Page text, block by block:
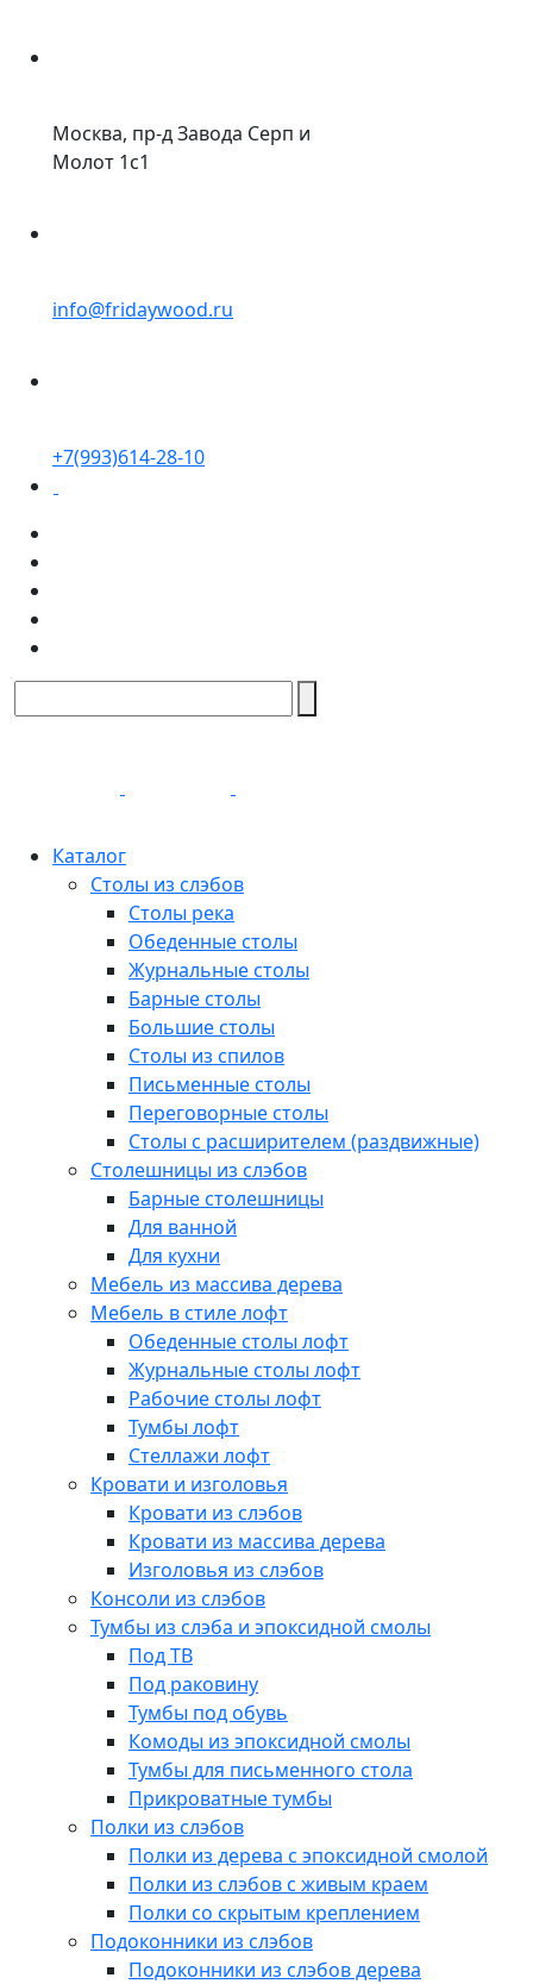
Москва, пр-д Завода Серп и
Молот 1с1
info@fridaywood.ru
+7(993)614-28-10
Каталог
Столы из слэбов
Столы река
Обеденные столы
Журнальные столы
Барные столы
Большие столы
Столы из спилов
Письменные столы
Переговорные столы
Столы с расширителем (раздвижные)
Столешницы из слэбов
Барные столешницы
Для ванной
Для кухни
Мебель из массива дерева
Мебель в стиле лофт
Обеденные столы лофт
Журнальные столы лофт
Рабочие столы лофт
Тумбы лофт
Стеллажи лофт
Кровати и изголовья
Кровати из слэбов
Кровати из массива дерева
Изголовья из слэбов
Консоли из слэбов
Тумбы из слэба и эпоксидной смолы
Под ТВ
Под раковину
Тумбы под обувь
Комоды из эпоксидной смолы
Тумбы для письменного стола
Прикроватные тумбы
Полки из слэбов
Полки из дерева с эпоксидной смолой
Полки из слэбов с живым краем
Полки со скрытым креплением
Подоконники из слэбов
Подоконники из слэбов дерева